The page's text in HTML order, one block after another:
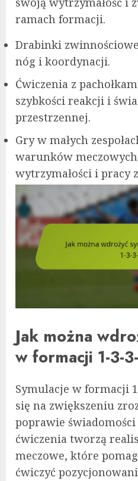
ramach formacji.
Drabinki
nóg i koordynacji.
Ćwiczenia z
szybkości reakcji i
przestrzennej.
Gry w małych
warunków
wytrzymałości i pracy
Jak można
w formacji 1-3-
Symulacje w formacji
się na zwiększeniu
poprawie świadomości
ćwiczenia tworzą
meczowe, które
ćwiczyć